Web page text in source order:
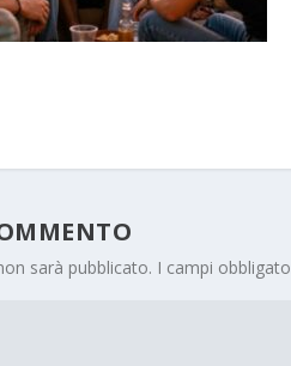
sarà pubblicato. I campi